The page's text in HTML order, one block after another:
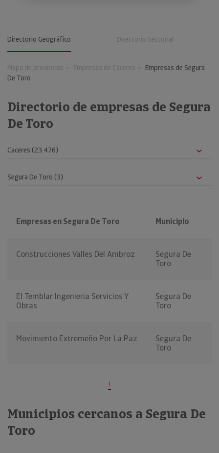
Directorio Geográfico Directorio Sectorial
Mapa de provincias Empresas de Caceres
Empresas de Segura
De Toro
Directorio de empresas de Segura
De Toro
Empresas en Segura De Toro Municipio
Construcciones Valles Del Ambroz
Segura De
Toro
El Temblar Ingenieria Servicios Y
Obras
Segura De
Toro
Movimiento Extremeño Por La Paz
Segura De
Toro
1
Municipios cercanos a Segura De
Toro